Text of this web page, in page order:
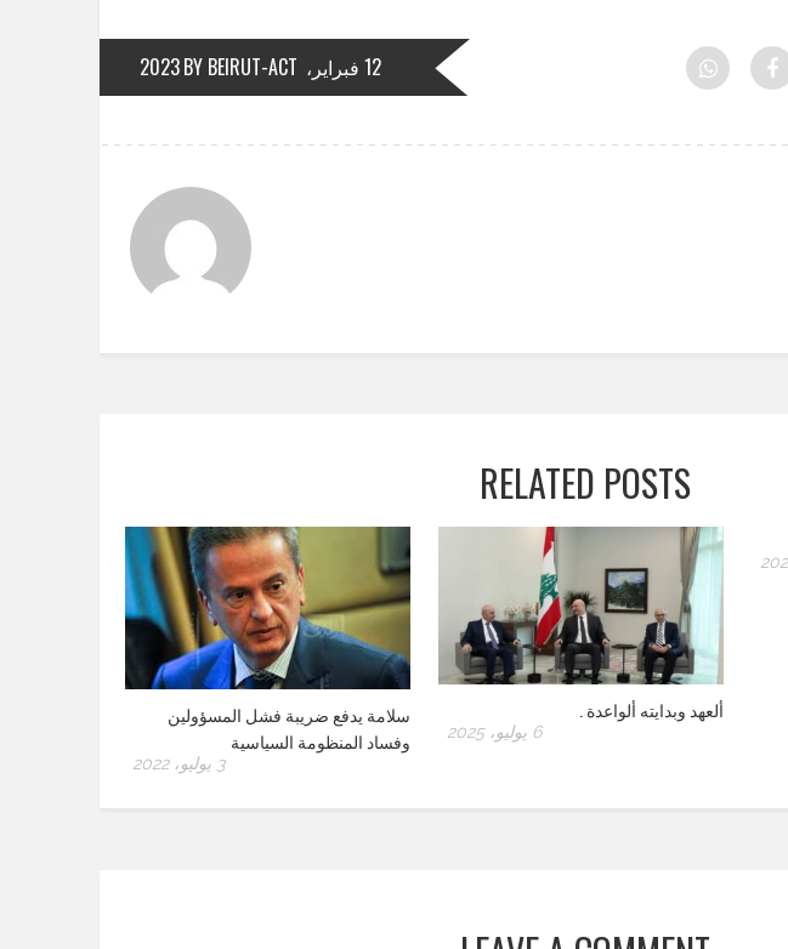
12 فبراير، 2023 BY BEIRUT-ACT
RELATED POSTS
سلامة يدفع ضريبة فشل المسؤولين
وفساد المنظومة السياسية
3 يوليو، 2022
ألعهد وبدايته ألواعدة .
6 يوليو، 2025